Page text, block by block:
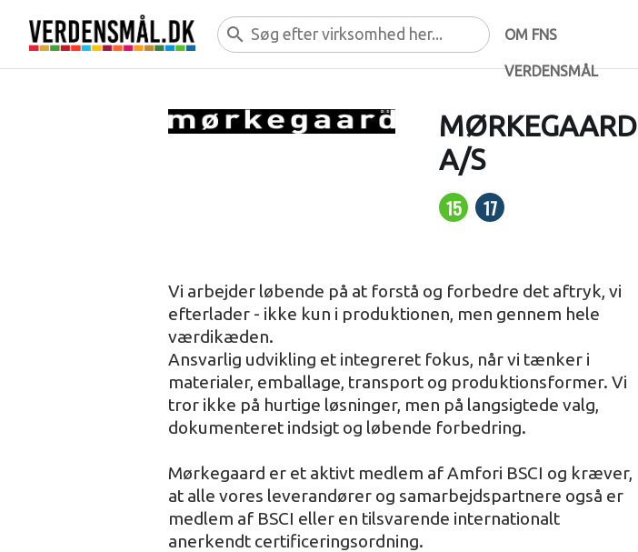
search OM FNS
VERDENSMÅL
MØRKEGAARD
A/S
15 17
Vi arbejder løbende på at forstå og forbedre det aftryk, vi
efterlader - ikke kun i produktionen, men gennem hele
værdikæden.
Ansvarlig udvikling et integreret fokus, når vi tænker i
materialer, emballage, transport og produktionsformer. Vi
tror ikke på hurtige løsninger, men på langsigtede valg,
dokumenteret indsigt og løbende forbedring.
Mørkegaard er et aktivt medlem af Amfori BSCI og kræver,
at alle vores leverandører og samarbejdspartnere også er
medlem af BSCI eller en tilsvarende internationalt
anerkendt certificeringsordning.